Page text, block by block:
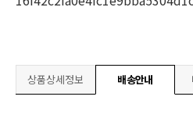
상품상세정보 배송안내